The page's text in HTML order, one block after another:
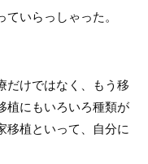
いらっしゃった。
だけではなく、もう移
植にもいろいろ種類が
移植といって、自分に